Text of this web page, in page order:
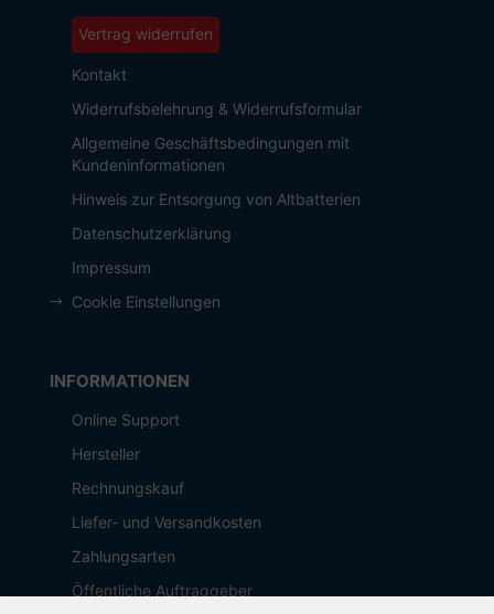
Vertrag widerrufen
Kontakt
Widerrufsbelehrung & Widerrufsformular
Allgemeine Geschäftsbedingungen mit
Kundeninformationen
Hinweis zur Entsorgung von Altbatterien
Datenschutzerklärung
Impressum
Cookie Einstellungen
INFORMATIONEN
Online Support
Hersteller
Rechnungskauf
Liefer- und Versandkosten
Zahlungsarten
Öffentliche Auftraggeber